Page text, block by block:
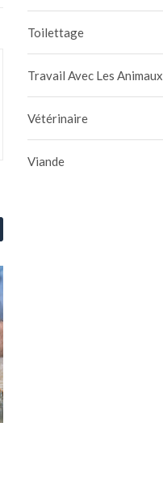
Toilettage
Travail Avec Les Animaux
Vétérinaire
Viande